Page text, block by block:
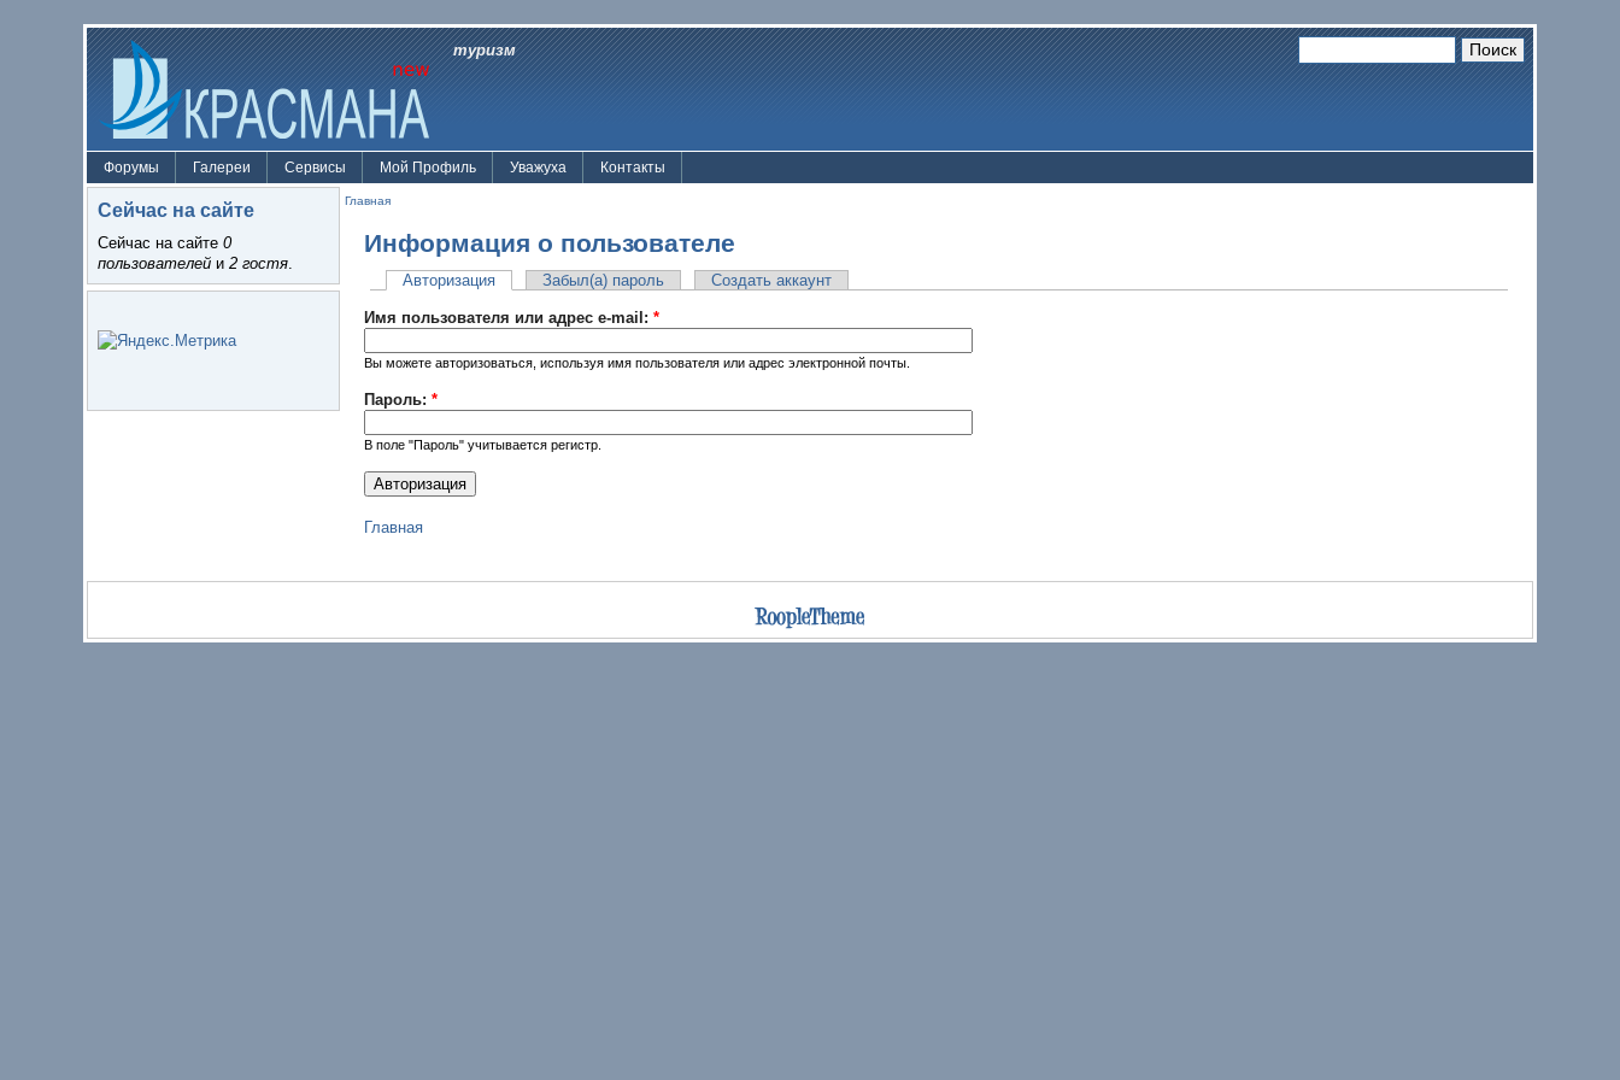
туризм
Форумы Галереи Сервисы Мой Профиль Уважуха Контакты
Сейчас на сайте
Сейчас на сайте 0
пользователей и 2 гостя.
Главная
Информация о пользователе
Авторизация Забыл(а) пароль Создать аккаунт
Имя пользователя или адрес e-mail: *
Вы можете авторизоваться, используя имя пользователя или адрес электронной почты.
Пароль: *
В поле "Пароль" учитывается регистр.
Главная